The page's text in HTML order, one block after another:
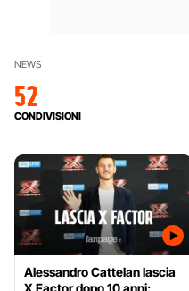
NEWS
52
CONDIVISIONI
Alessandro Cattelan lascia
X Factor dopo 10 anni: